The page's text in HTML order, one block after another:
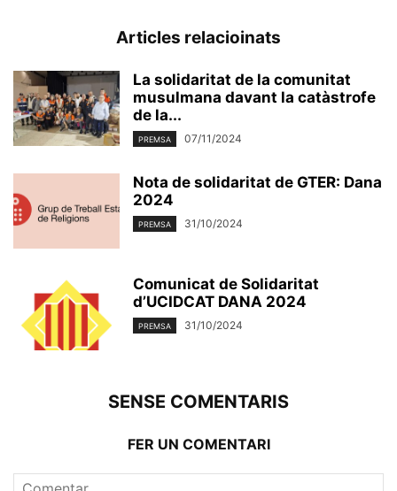
Articles relacioinats
La solidaritat de la comunitat
musulmana davant la catàstrofe
de la...
PREMSA 07/11/2024
Nota de solidaritat de GTER: Dana
2024
PREMSA 31/10/2024
Comunicat de Solidaritat
d’UCIDCAT DANA 2024
PREMSA 31/10/2024
SENSE COMENTARIS
FER UN COMENTARI